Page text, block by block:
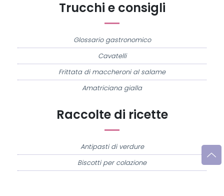
Raccolte di ricette
Antipasti di verdure
Biscotti per colazione
Trucchi e consigli
Glossario gastronomico
Cavatelli
Frittata di maccheroni al salame
Amatriciana gialla